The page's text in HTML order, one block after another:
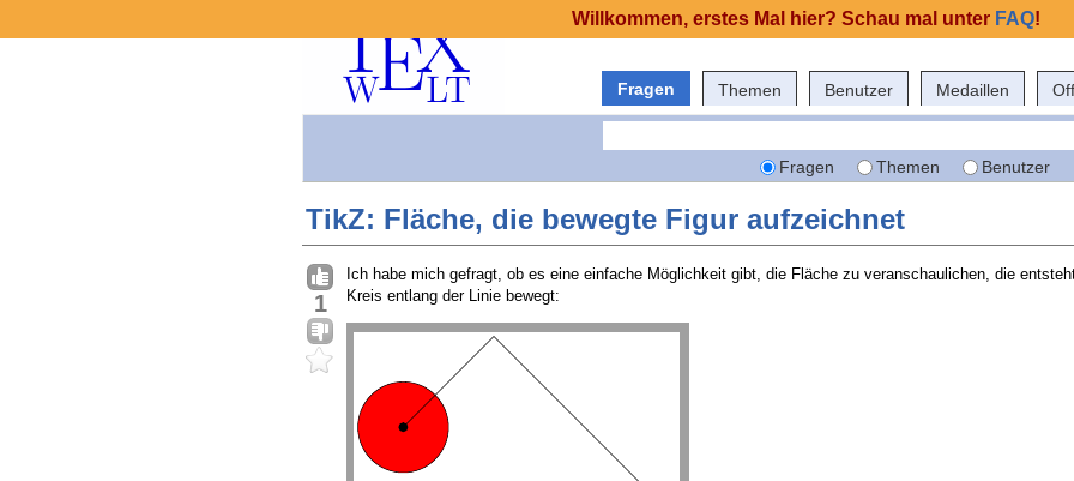
Fragen Themen Benutzer Medaillen
Fragen Themen Benutzer
TikZ: Fläche, die bewegte Figur aufzeichnet
1
Ich habe mich gefragt, ob es eine einfache Möglichkeit gibt, die Fläche zu veranschaulichen, die
Kreis entlang der Linie bewegt:
Willkommen, erstes Mal hier? Schau mal unter FAQ!